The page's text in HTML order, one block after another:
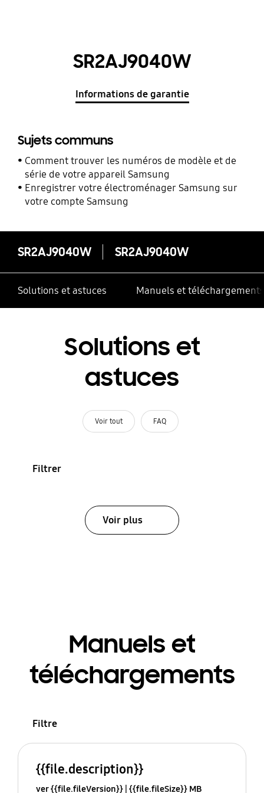
SR2AJ9040W
Informations de garantie
Sujets communs
Comment trouver les numéros de modèle et de
série de votre appareil Samsung
Enregistrer votre électroménager Samsung sur
votre compte Samsung
SR2AJ9040W SR2AJ9040W
Solutions et astuces Manuels et téléchargements
Solutions et
astuces
Voir tout FAQ
Filtrer
Voir plus
Manuels et
téléchargements
Filtre
{{file.description}}
ver {{file.fileVersion}} {{file.fileSize}} MB